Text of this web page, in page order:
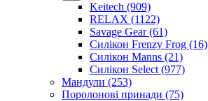
Keitech (909)
RELAX (1122)
Savage Gear (61)
Силікон Frenzy Frog (16)
Силікон Manns (21)
Силікон Select (977)
Мандули (253)
Поролонові принади (75)